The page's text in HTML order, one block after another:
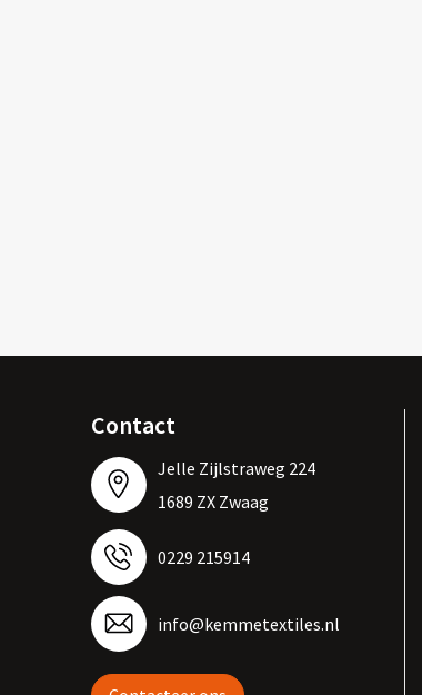
Contact
Jelle Zijlstraweg 224
1689 ZX Zwaag
0229 215914
info@kemmetextiles.nl